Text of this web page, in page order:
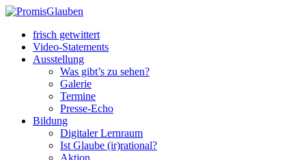
frisch getwittert
Video-Statements
Ausstellung
Was gibt’s zu sehen?
Galerie
Termine
Presse-Echo
Bildung
Digitaler Lernraum
Ist Glaube (ir)rational?
Aktion